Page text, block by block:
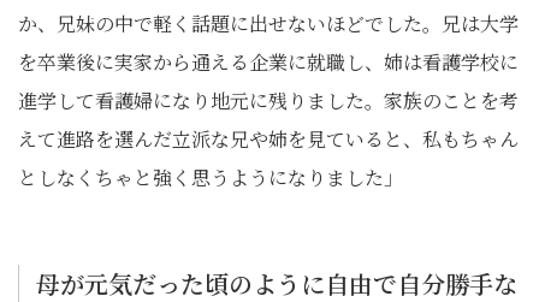
か、兄妹の中で軽く話題に出せないほどでした。兄は大学
を卒業後に実家から通える企業に就職し、姉は看護学校に
進学して看護婦になり地元に残りました。家族のことを考
えて進路を選んだ立派な兄や姉を見ていると、私もちゃん
としなくちゃと強く思うようになりました」
母が元気だった頃のように自由で自分勝手な